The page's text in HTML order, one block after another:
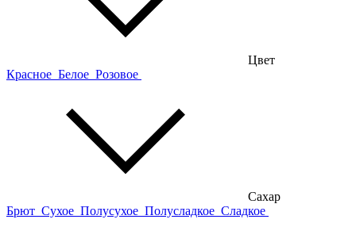
Цвет
Красное Белое Розовое
Сахар
Брют Сухое Полусухое Полусладкое Сладкое